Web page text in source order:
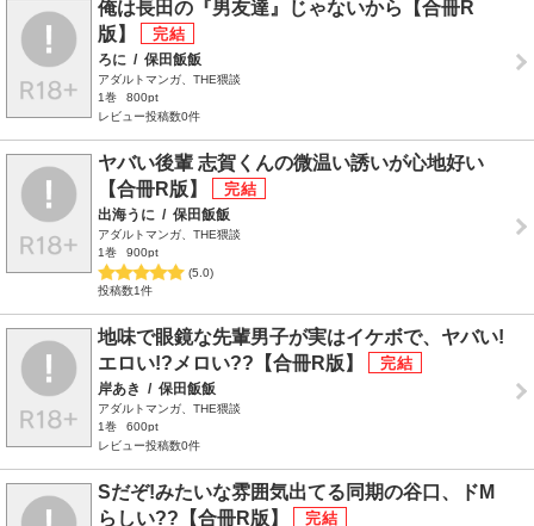
俺は長田の『男友達』じゃないから【合冊R
版】
ろに / 保田飯飯
アダルトマンガ、THE猥談
1巻
800pt
レビュー投稿数0件
ヤバい後輩 志賀くんの微温い誘いが心地好い
【合冊R版】
出海うに / 保田飯飯
アダルトマンガ、THE猥談
1巻
900pt
(5.0)
投稿数1件
地味で眼鏡な先輩男子が実はイケボで、ヤバい!
エロい!?メロい??【合冊R版】
岸あき / 保田飯飯
アダルトマンガ、THE猥談
1巻
600pt
レビュー投稿数0件
Sだぞ!みたいな雰囲気出てる同期の谷口、ドM
らしい??【合冊R版】